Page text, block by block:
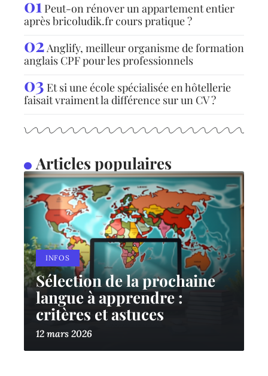
Peut-on rénover un appartement entier
après bricoludik.fr cours pratique ?
Anglify, meilleur organisme de formation
anglais CPF pour les professionnels
Et si une école spécialisée en hôtellerie
faisait vraiment la différence sur un CV ?
Articles populaires
INFOS
Sélection de la prochaine
langue à apprendre :
critères et astuces
12 mars 2026